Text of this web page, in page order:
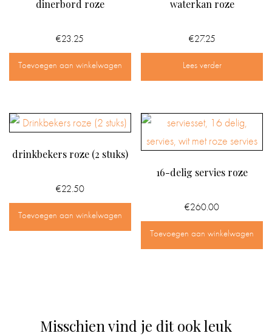
dinerbord roze
€23.25
Toevoegen aan winkelwagen
waterkan roze
€27.25
Lees verder
drinkbekers roze (2 stuks)
€22.50
Toevoegen aan winkelwagen
16-delig servies roze
€260.00
Toevoegen aan winkelwagen
Misschien vind je dit ook leuk